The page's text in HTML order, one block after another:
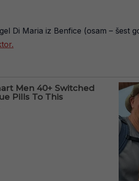
Di Maria iz Benfice (osam – šest